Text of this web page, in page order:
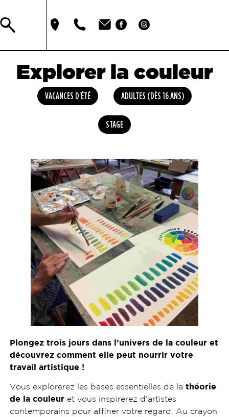
Explorer la couleur
VACANCES D'ÉTÉ ADULTES (DÈS 16 ANS)
STAGE
Plongez trois jours dans l’univers de la couleur et
découvrez comment elle peut nourrir votre
travail artistique !
Vous explorerez les bases essentielles de la théorie
de la couleuret vous inspirerez d’artistes
contemporains pour affiner votre regard. Au crayon